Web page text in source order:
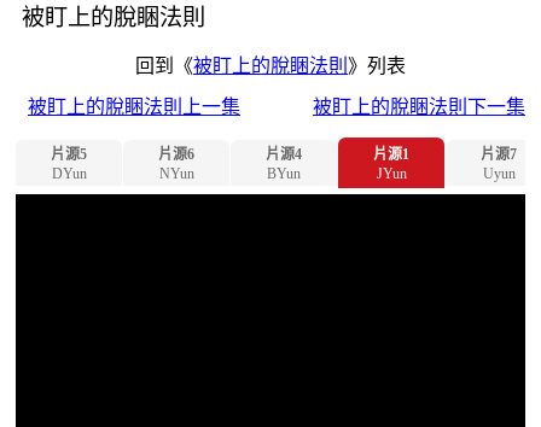
被盯上的脫睏法則
回到《被盯上的脫睏法則 》列表
被盯上的脫睏法則上一集
被盯上的脫睏法則下一集
片源5
DYun
片源6
NYun
片源4
BYun
片源1
JYun
片源7
Uyun